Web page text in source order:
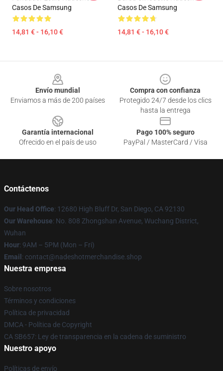
Casos De Samsung
14,81 € - 16,10 €
Casos De Samsung
14,81 € - 16,10 €
Envío mundial
Enviamos a más de 200 países
Compra con confianza
Protegido 24/7 desde los clics
hasta la entrega
Garantía internacional
Ofrecido en el país de uso
Pago 100% seguro
PayPal / MasterCard / Visa
Contáctenos
Our Head Office: 12680 High Bluff Dr, San Diego, CA 92130
Our Warehouse: No. 808 Zhongshan Avenue, Wuchang District,
Wuhan
Hour: 9AM – 5PM (Mon – Fri)
Email : contact@nadeshotmerchandise.shop
Nuestra empresa
Sobre nosotros
Términos y condiciones
Política de privacidad
DMCA - Política de Copyright
CA SB657: Ley de transparencia en la cadena de suministro
Nuestro apoyo
Políticas de envío